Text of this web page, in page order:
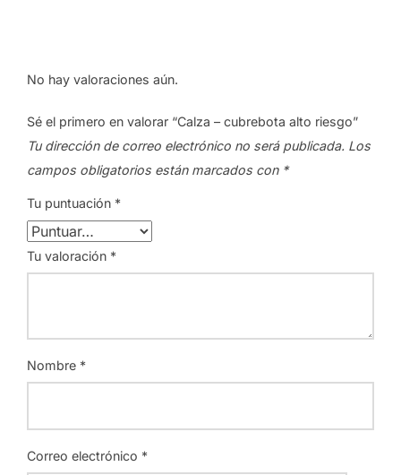
No hay valoraciones aún.
Sé el primero en valorar “Calza – cubrebota alto riesgo”
Tu dirección de correo electrónico no será publicada. Los
campos obligatorios están marcados con *
Tu puntuación *
Tu valoración *
Nombre *
Correo electrónico *